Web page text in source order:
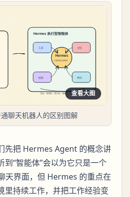
查看大图
聊天机器人的区别图解
先把 Hermes Agent 的概念讲
到“智能体”会以为它只是一个
天界面，但 Hermes 的重点在
里持续工作，并把工作经验变